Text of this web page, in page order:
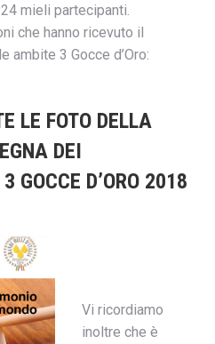
mieli partecipanti.
che hanno ricevuto il
ambite 3 Gocce d’Oro:
LE FOTO DELLA
DEI
GOCCE D’ORO 2018
Vi ricordiamo
inoltre che è